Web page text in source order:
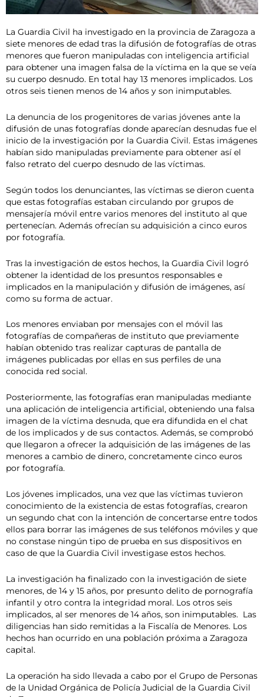
La Guardia Civil ha investigado en la provincia de Zaragoza a
siete menores de edad tras la difusión de fotografías de otras
menores que fueron manipuladas con inteligencia artificial
para obtener una imagen falsa de la víctima en la que se veía
su cuerpo desnudo. En total hay 13 menores implicados. Los
otros seis tienen menos de 14 años y son inimputables.
La denuncia de los progenitores de varias jóvenes ante la
difusión de unas fotografías donde aparecían desnudas fue el
inicio de la investigación por la Guardia Civil. Estas imágenes
habían sido manipuladas previamente para obtener así el
falso retrato del cuerpo desnudo de las víctimas.
Según todos los denunciantes, las víctimas se dieron cuenta
que estas fotografías estaban circulando por grupos de
mensajería móvil entre varios menores del instituto al que
pertenecían. Además ofrecían su adquisición a cinco euros
por fotografía.
Tras la investigación de estos hechos, la Guardia Civil logró
obtener la identidad de los presuntos responsables e
implicados en la manipulación y difusión de imágenes, así
como su forma de actuar.
Los menores enviaban por mensajes con el móvil las
fotografías de compañeras de instituto que previamente
habían obtenido tras realizar capturas de pantalla de
imágenes publicadas por ellas en sus perfiles de una
conocida red social.
Posteriormente, las fotografías eran manipuladas mediante
una aplicación de inteligencia artificial, obteniendo una falsa
imagen de la víctima desnuda, que era difundida en el chat
de los implicados y de sus contactos. Además, se comprobó
que llegaron a ofrecer la adquisición de las imágenes de las
menores a cambio de dinero, concretamente cinco euros
por fotografía.
Los jóvenes implicados, una vez que las víctimas tuvieron
conocimiento de la existencia de estas fotografías, crearon
un segundo chat con la intención de concertarse entre todos
ellos para borrar las imágenes de sus teléfonos móviles y que
no constase ningún tipo de prueba en sus dispositivos en
caso de que la Guardia Civil investigase estos hechos.
La investigación ha finalizado con la investigación de siete
menores, de 14 y 15 años, por presunto delito de pornografía
infantil y otro contra la integridad moral. Los otros seis
implicados, al ser menores de 14 años, son inimputables. Las
diligencias han sido remitidas a la Fiscalía de Menores. Los
hechos han ocurrido en una población próxima a Zaragoza
capital.
La operación ha sido llevada a cabo por el Grupo de Personas
de la Unidad Orgánica de Policía Judicial de la Guardia Civil